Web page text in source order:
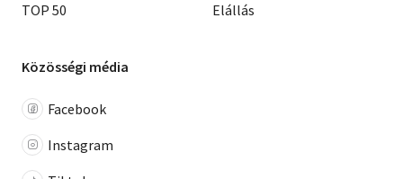
TOP 50
Elállás
Közösségi média
Facebook
Instagram